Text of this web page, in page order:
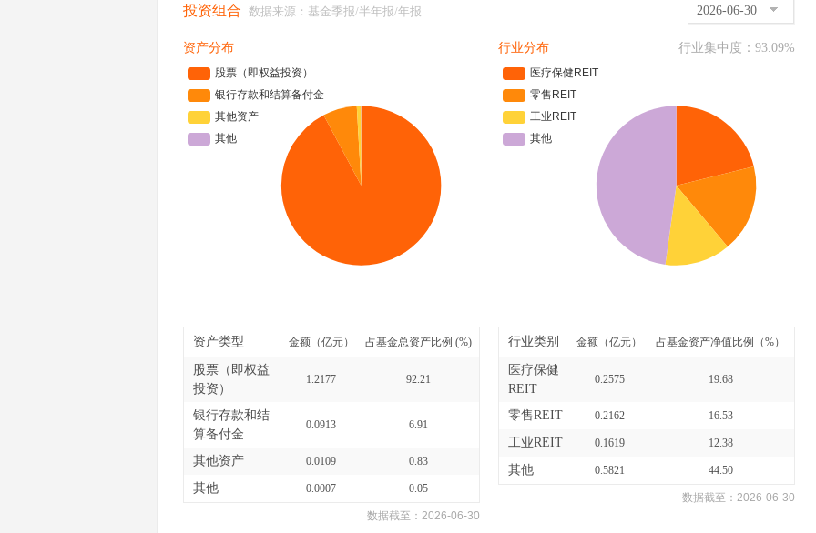
投资组合 数据来源：基金季报/半年报/年报 2026-06-30
资产分布
资产类型 金额（亿元） 占基金总资产比例 (%)
股票（即权益
投资）
1.2177 92.21
银行存款和结
算备付金
0.0913 6.91
其他资产 0.0109 0.83
其他 0.0007 0.05
数据截至： 2026-06-30
行业分布 行业集中度： 93.09%
行业类别 金额（亿元） 占基金资产净值比例（%）
医疗保健
REIT
0.2575 19.68
零售REIT 0.2162 16.53
工业REIT 0.1619 12.38
其他 0.5821 44.50
数据截至： 2026-06-30